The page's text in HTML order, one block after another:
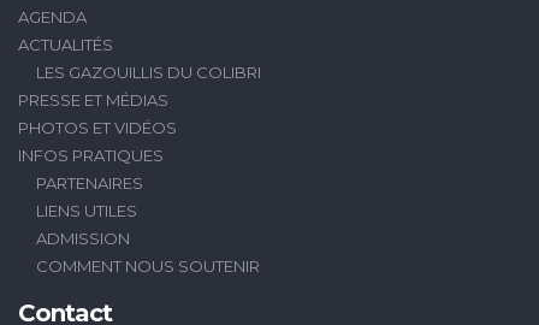
AGENDA
ACTUALITÉS
LES GAZOUILLIS DU COLIBRI
PRESSE ET MÉDIAS
PHOTOS ET VIDÉOS
INFOS PRATIQUES
PARTENAIRES
LIENS UTILES
ADMISSION
COMMENT NOUS SOUTENIR
Contact